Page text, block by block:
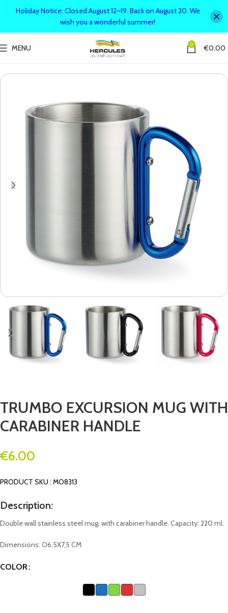
MENU 0 €0,00
TRUMBO EXCURSION MUG WITH
CARABINER HANDLE
€6.00
PRODUCT SKU : MO8313
Description:
Double wall stainless steel mug, with carabiner handle. Capacity: 220 ml.
Dimensions: O6,5X7,5 CM
COLOR
Holiday Notice: Closed August 12–19. Back on August 20. We
wish you a wonderful summer!